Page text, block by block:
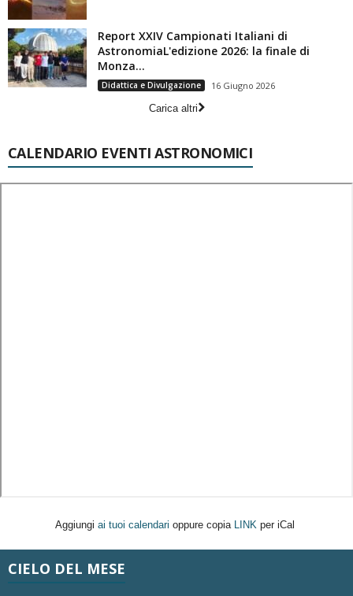
Report XXIV Campionati Italiani di
AstronomiaL'edizione 2026: la finale di
Monza...
Didattica e Divulgazione
16 Giugno 2026
Carica altri
CALENDARIO EVENTI ASTRONOMICI
Aggiungi ai tuoi calendari oppure copia LINK per iCal
CIELO DEL MESE